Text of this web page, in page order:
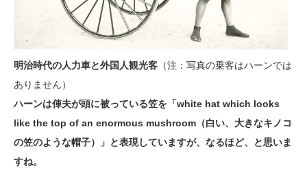
明治時代の人力車と外国人観光客 （注：写真の乗客はハーンでは
ありません）
ハーンは俥夫が頭に被っている笠を「white hat which looks
like the top of an enormous mushroom（白い、大きなキノコ
の笠のような帽子）」と表現していますが、なるほど、と思いま
すね。